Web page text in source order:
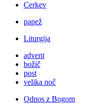
Cerkev
papež
Liturgija
advent
božič
post
velika noč
Odnos z Bogom